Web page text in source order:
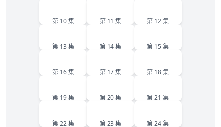
第 10 集 第 11 集 第 12 集
第 13 集 第 14 集 第 15 集
第 16 集 第 17 集 第 18 集
第 19 集 第 20 集 第 21 集
第 22 集 第 23 集 第 24 集